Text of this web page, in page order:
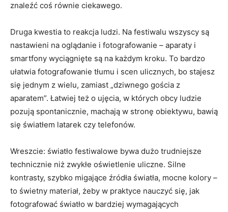
znaleźć coś równie ciekawego.
Druga kwestia to reakcja ludzi. Na festiwalu wszyscy są
nastawieni na oglądanie i fotografowanie – aparaty i
smartfony wyciągnięte są na każdym kroku. To bardzo
ułatwia fotografowanie tłumu i scen ulicznych, bo stajesz
się jednym z wielu, zamiast „dziwnego gościa z
aparatem”. Łatwiej też o ujęcia, w których obcy ludzie
pozują spontanicznie, machają w stronę obiektywu, bawią
się światłem latarek czy telefonów.
Wreszcie: światło festiwalowe bywa dużo trudniejsze
technicznie niż zwykłe oświetlenie uliczne. Silne
kontrasty, szybko migające źródła światła, mocne kolory –
to świetny materiał, żeby w praktyce nauczyć się, jak
fotografować światło w bardziej wymagających